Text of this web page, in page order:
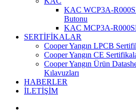
KAC WCP3A-
Butonu
KAC MCP3A-
SERTİFİKALAR
Cooper Yangın LPCB
Cooper Yangın CE
Cooper Yangın Ürün
Kılavuzları
HABERLER
İLETİŞİM